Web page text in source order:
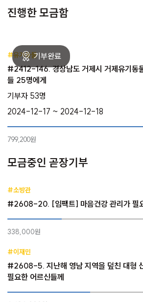
진행한 모금함
#유기동물
#2412-146. 경상남도 거제시 거제유기동
들 25명에게
기부자 53명
2024-12-17 ~ 2024-12-18
799,200원
모금중인 곧장기부
#소방관
#2608-20. [임팩트] 마음건강 관리가 필
338,000원
#이재민
#2608-5. 지난해 영남 지역을 덮친 대형
필요한 어르신들께